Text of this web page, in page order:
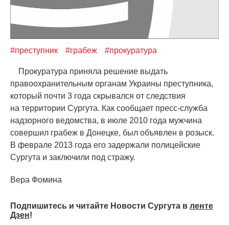
#преступник #грабеж #прокуратура
Прокуратура приняла решение выдать
правоохранительным органам Украины преступника,
который почти 3 года скрывался от следствия
на территории Сургута. Как сообщает пресс-служба
надзорного ведомства, в июле 2010 года мужчина
совершил грабеж в Донецке, был объявлен в розыск.
В феврале 2013 года его задержали полицейские
Сургута и заключили под стражу.
Вера Фомина
Подпишитесь и читайте Новости Сургута в ленте
Дзен!